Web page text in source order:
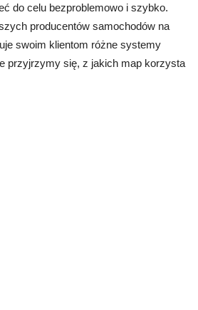
do celu bezproblemowo i szybko.
producentów samochodów na
swoim klientom różne systemy
przyjrzymy się, z jakich map korzysta